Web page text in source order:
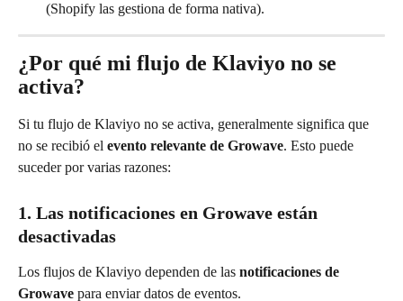
(Shopify las gestiona de forma nativa).
¿Por qué mi flujo de Klaviyo no se
activa?
Si tu flujo de Klaviyo no se activa, generalmente significa que
no se recibió el evento relevante de Growave. Esto puede
suceder por varias razones:
1. Las notificaciones en Growave están
desactivadas
Los flujos de Klaviyo dependen de las notificaciones de
Growave para enviar datos de eventos.